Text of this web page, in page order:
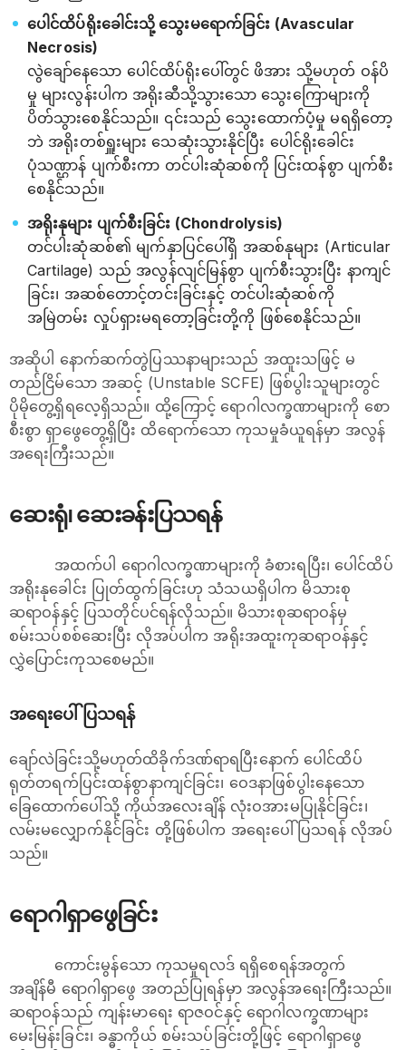
ပေါင်ထိပ်ရိုးခေါင်းသို့ သွေးမရောက်ခြင်း (Avascular
Necrosis)
လွဲချော်နေသော ပေါင်ထိပ်ရိုးပေါ်တွင် ဖိအား သို့မဟုတ် ဝန်ပိ
မှု များလွန်းပါက အရိုးဆီသို့သွားသော သွေးကြောများကို
ပိတ်သွားစေနိုင်သည်။ ၎င်းသည် သွေးထောက်ပံ့မှု မရရှိတော့
ဘဲ အရိုးတစ်ရှူးများ သေဆုံးသွားနိုင်ပြီး ပေါင်ရိုးခေါင်း
ပုံသဏ္ဌာန် ပျက်စီးကာ တင်ပါးဆုံဆစ်ကို ပြင်းထန်စွာ ပျက်စီး
စေနိုင်သည်။
အရိုးနုများ ပျက်စီးခြင်း (Chondrolysis)
တင်ပါးဆုံဆစ်၏ မျက်နှာပြင်ပေါ်ရှိ အဆစ်နုများ (Articular
Cartilage) သည် အလွန်လျင်မြန်စွာ ပျက်စီးသွားပြီး နာကျင်
ခြင်း၊ အဆစ်တောင့်တင်းခြင်းနှင့် တင်ပါးဆုံဆစ်ကို
အမြဲတမ်း လှုပ်ရှားမရတော့ခြင်းတို့ကို ဖြစ်စေနိုင်သည်။
အဆိုပါ နောက်ဆက်တွဲပြဿနာများသည် အထူးသဖြင့် မ
တည်ငြိမ်သော အဆင့် (Unstable SCFE) ဖြစ်ပွါးသူများတွင်
ပိုမိုတွေ့ရှိရလေ့ရှိသည်။ ထို့ကြောင့် ရောဂါလက္ခဏာများကို စော
စီးစွာ ရှာဖွေတွေ့ရှိပြီး ထိရောက်သော ကုသမှုခံယူရန်မှာ အလွန်
အရေးကြီးသည်။
ဆေးရုံ၊ ဆေးခန်းပြသရန်
အထက်ပါ ရောဂါလက္ခဏာများကို ခံစားရပြီး၊ ပေါင်ထိပ်
အရိုးနုခေါင်း ပြုတ်ထွက်ခြင်းဟု သံသယရှိပါက မိသားစု
ဆရာဝန်နှင့် ပြသတိုင်ပင်ရန်လိုသည်။ မိသားစုဆရာဝန်မှ
စမ်းသပ်စစ်ဆေးပြီး လိုအပ်ပါက အရိုးအထူးကုဆရာဝန်နှင့်
လွှဲပြောင်းကုသစေမည်။
အရေးပေါ်ပြသရန်
ချော်လဲခြင်းသို့မဟုတ်ထိခိုက်ဒဏ်ရာရပြီးနောက် ပေါင်ထိပ်
ရုတ်တရက်ပြင်းထန်စွာနာကျင်ခြင်း၊ ဝေဒနာဖြစ်ပွါးနေသော
ခြေထောက်ပေါ်သို့ ကိုယ်အလေးချိန် လုံးဝအားမပြုနိုင်ခြင်း၊
လမ်းမလျှောက်နိုင်ခြင်း တို့ဖြစ်ပါက အရေးပေါ်ပြသရန် လိုအပ်
သည်။
ရောဂါရှာဖွေခြင်း
ကောင်းမွန်သော ကုသမှုရလဒ် ရရှိစေရန်အတွက်
အချိန်မီ ရောဂါရှာဖွေ အတည်ပြုရန်မှာ အလွန်အရေးကြီးသည်။
ဆရာဝန်သည် ကျန်းမာရေး ရာဇဝင်နှင့် ရောဂါလက္ခဏာများ
မေးမြန်းခြင်း၊ ခန္ဓာကိုယ် စမ်းသပ်ခြင်းတို့ဖြင့် ရောဂါရှာဖွေ